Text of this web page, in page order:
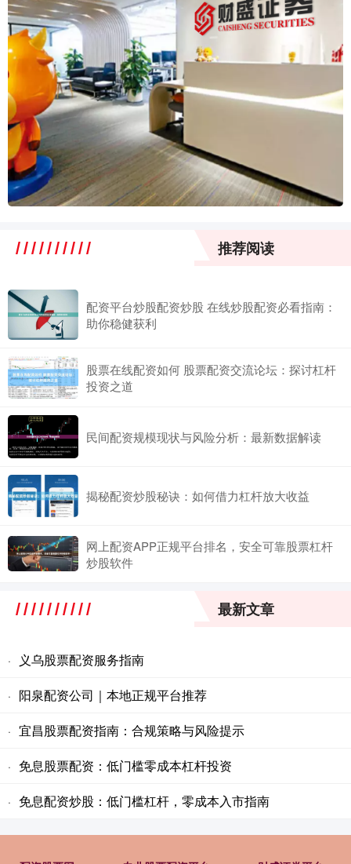
推荐阅读
配资平台炒股配资炒股 在线炒股配资必看指南：
助你稳健获利
股票在线配资如何 股票配资交流论坛：探讨杠杆
投资之道
民间配资规模现状与风险分析：最新数据解读
揭秘配资炒股秘诀：如何借力杠杆放大收益
网上配资APP正规平台排名，安全可靠股票杠杆
炒股软件
最新文章
· 义乌股票配资服务指南
· 阳泉配资公司｜本地正规平台推荐
· 宜昌股票配资指南：合规策略与风险提示
· 免息股票配资：低门槛零成本杠杆投资
· 免息配资炒股：低门槛杠杆，零成本入市指南